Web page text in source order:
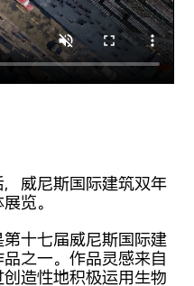
威尼斯国际建筑双年
览。
第十七届威尼斯国际建
之一。作品灵感来自
造性地积极运用生物